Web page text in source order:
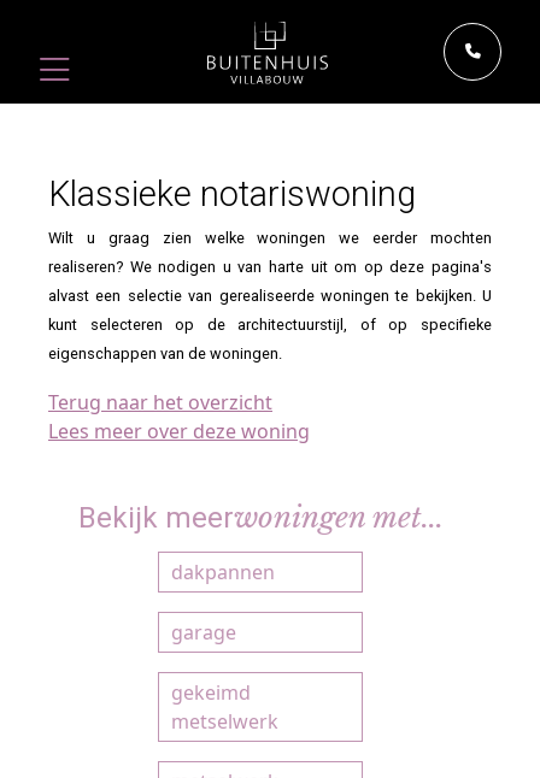
Klassieke notariswoning
Wilt u graag zien welke woningen we eerder mochten
realiseren? We nodigen u van harte uit om op deze pagina's
alvast een selectie van gerealiseerde woningen te bekijken. U
kunt selecteren op de architectuurstijl, of op specifieke
eigenschappen van de woningen.
Terug naar het overzicht
Lees meer over deze woning
Bekijk meerwoningen met...
dakpannen
garage
gekeimd
metselwerk